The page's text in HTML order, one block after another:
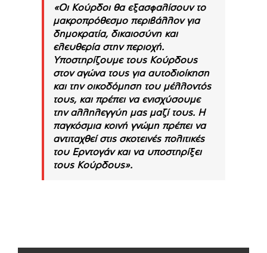
«Οι Κούρδοι θα εξασφαλίσουν το
μακροπρόθεσμο περιβάλλον για
δημοκρατία, δικαιοσύνη και
ελευθερία στην περιοχή.
Υποστηρίζουμε τους Κούρδους
στον αγώνα τους για αυτοδιοίκηση
και την οικοδόμηση του μέλλοντός
τους, και πρέπει να ενισχύσουμε
την αλληλεγγύη μας μαζί τους. Η
παγκόσμια κοινή γνώμη πρέπει να
αντιταχθεί στις σκοτεινές πολιτικές
του Ερντογάν και να υποστηρίξει
τους Κούρδους».